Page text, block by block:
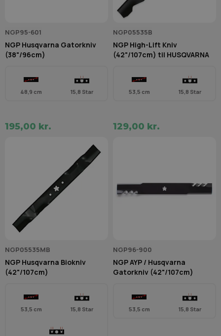
NGP95-601
NGP Husqvarna Gatorkniv
(38"/96cm)
48,9 cm 15,8 Star
195,00 kr.
NGP05535B
NGP High-Lift Kniv
(42"/107cm) til HUSQVARNA
53,5 cm 15,8 Star
129,00 kr.
NGP05535MB
NGP Husqvarna Biokniv
(42"/107cm)
53,5 cm 15,8 Star
NGP96-900
NGP AYP / Husqvarna
Gatorkniv (42"/107cm)
53,5 cm 15,8 Star